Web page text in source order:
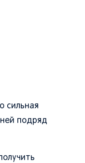
сильная
подряд